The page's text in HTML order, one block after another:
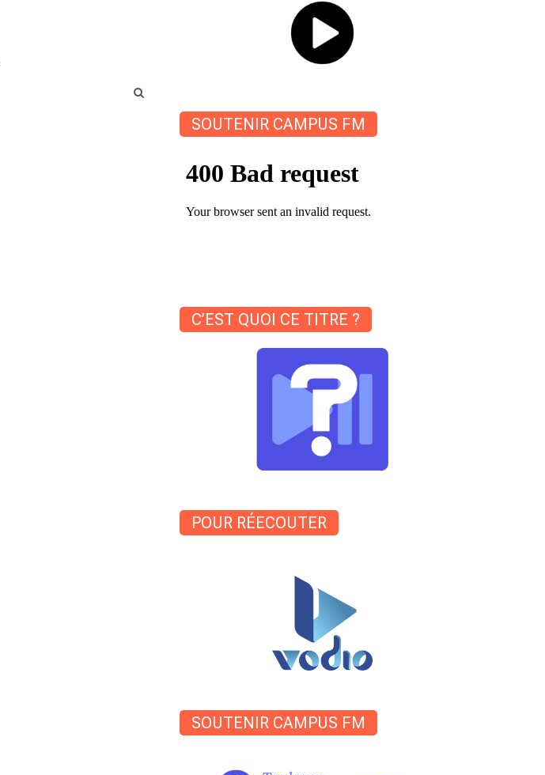
SOUTENIR CAMPUS FM
C’EST QUOI CE TITRE ?
POUR RÉECOUTER
SOUTENIR CAMPUS FM